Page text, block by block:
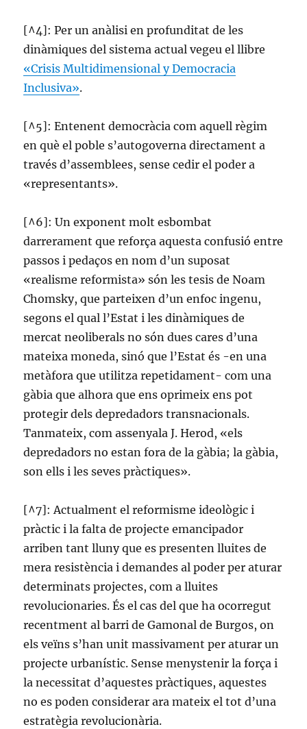
[^4]: Per un anàlisi en profunditat de les
dinàmiques del sistema actual vegeu el llibre
«Crisis Multidimensional y Democracia
Inclusiva».
[^5]: Entenent democràcia com aquell règim
en què el poble s’autogoverna directament a
través d’assemblees, sense cedir el poder a
«representants».
[^6]: Un exponent molt esbombat
darrerament que reforça aquesta confusió entre
passos i pedaços en nom d’un suposat
«realisme reformista» són les tesis de Noam
Chomsky, que parteixen d’un enfoc ingenu,
segons el qual l’Estat i les dinàmiques de
mercat neoliberals no són dues cares d’una
mateixa moneda, sinó que l’Estat és -en una
metàfora que utilitza repetidament- com una
gàbia que alhora que ens oprimeix ens pot
protegir dels depredadors transnacionals.
Tanmateix, com assenyala J. Herod, «els
depredadors no estan fora de la gàbia; la gàbia,
son ells i les seves pràctiques».
[^7]: Actualment el reformisme ideològic i
pràctic i la falta de projecte emancipador
arriben tant lluny que es presenten lluites de
mera resistència i demandes al poder per aturar
determinats projectes, com a lluites
revolucionaries. És el cas del que ha ocorregut
recentment al barri de Gamonal de Burgos, on
els veïns s’han unit massivament per aturar un
projecte urbanístic. Sense menystenir la força i
la necessitat d’aquestes pràctiques, aquestes
no es poden considerar ara mateix el tot d’una
estratègia revolucionària.